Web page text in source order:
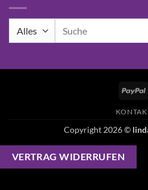
Copyright 2026 ©
VERTRAG WIDERRUFEN